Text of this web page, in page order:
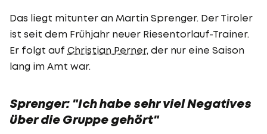
Das liegt mitunter an Martin Sprenger. Der Tiroler
ist seit dem Frühjahr neuer Riesentorlauf-Trainer.
Er folgt auf Christian Perner, der nur eine Saison
lang im Amt war.
Sprenger: "Ich habe sehr viel Negatives
über die Gruppe gehört"